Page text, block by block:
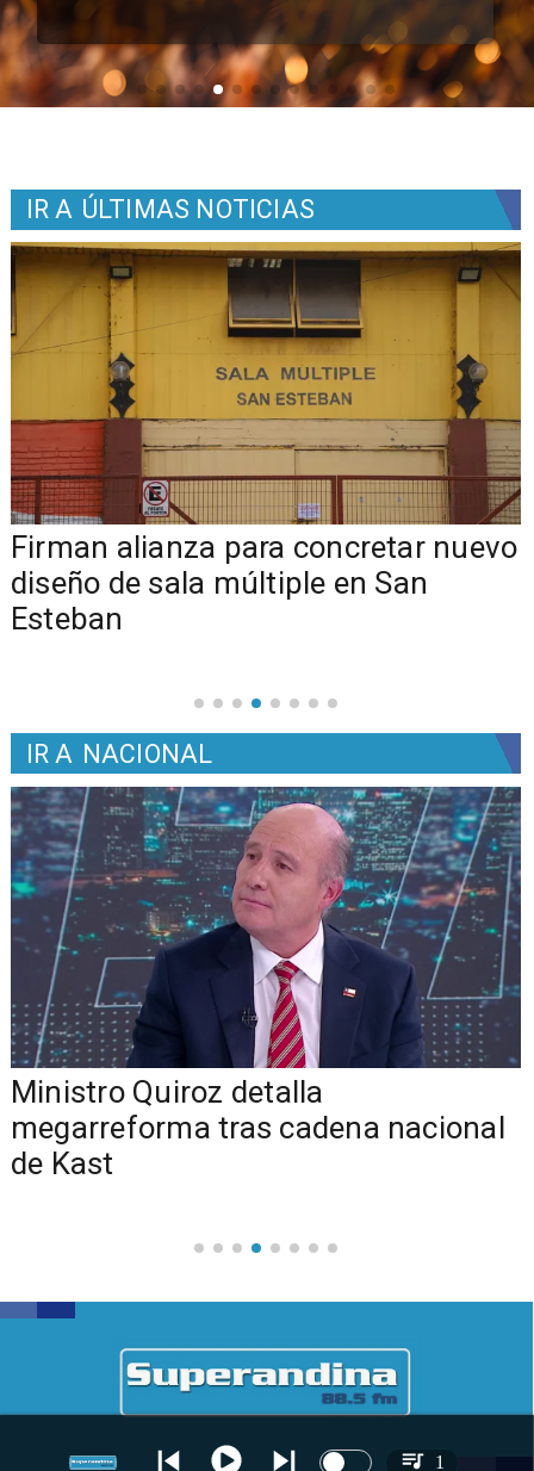
IR A ÚLTIMAS NOTICIAS
​​Firman alianza para concretar nuevo
diseño de sala múltiple en San
Esteban
IR A NACIONAL
Ministro Quiroz detalla
megarreforma tras cadena nacional
de Kast
1